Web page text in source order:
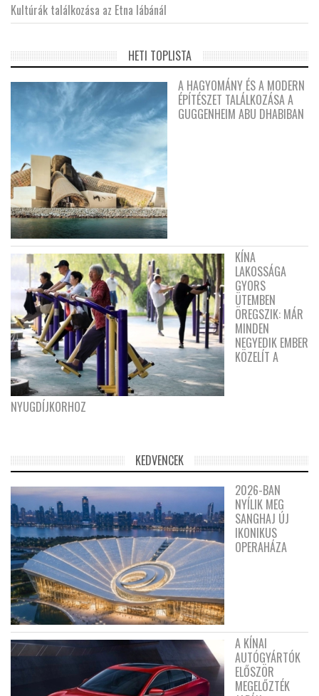
Kultúrák találkozása az Etna lábánál
HETI TOPLISTA
A HAGYOMÁNY ÉS A MODERN
ÉPÍTÉSZET TALÁLKOZÁSA A
GUGGENHEIM ABU DHABIBAN
KÍNA
LAKOSSÁGA
GYORS
ÜTEMBEN
ÖREGSZIK: MÁR
MINDEN
NEGYEDIK EMBER
KÖZELÍT A
NYUGDÍJKORHOZ
KEDVENCEK
2026-BAN
NYÍLIK MEG
SANGHAJ ÚJ
IKONIKUS
OPERAHÁZA
A KÍNAI
AUTÓGYÁRTÓK
ELŐSZÖR
MEGELŐZTÉK